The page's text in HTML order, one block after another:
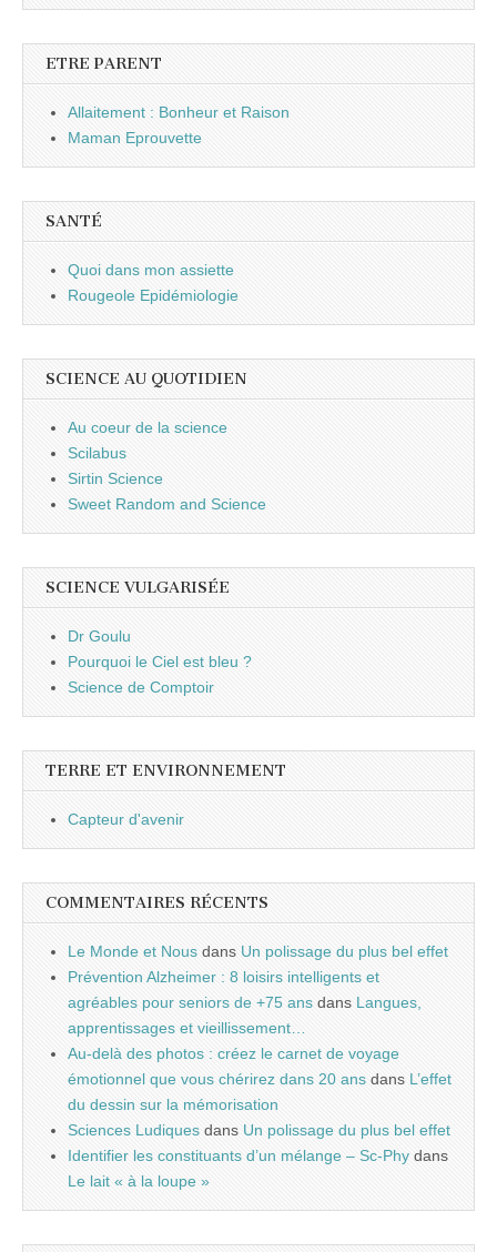
ETRE PARENT
Allaitement : Bonheur et Raison
Maman Eprouvette
SANTÉ
Quoi dans mon assiette
Rougeole Epidémiologie
SCIENCE AU QUOTIDIEN
Au coeur de la science
Scilabus
Sirtin Science
Sweet Random and Science
SCIENCE VULGARISÉE
Dr Goulu
Pourquoi le Ciel est bleu ?
Science de Comptoir
TERRE ET ENVIRONNEMENT
Capteur d'avenir
COMMENTAIRES RÉCENTS
Le Monde et Nous dans Un polissage du plus bel effet
Prévention Alzheimer : 8 loisirs intelligents et
agréables pour seniors de +75 ans dans Langues,
apprentissages et vieillissement…
Au-delà des photos : créez le carnet de voyage
émotionnel que vous chérirez dans 20 ans dans L’effet
du dessin sur la mémorisation
Sciences Ludiques dans Un polissage du plus bel effet
Identifier les constituants d’un mélange – Sc-Phy dans
Le lait « à la loupe »